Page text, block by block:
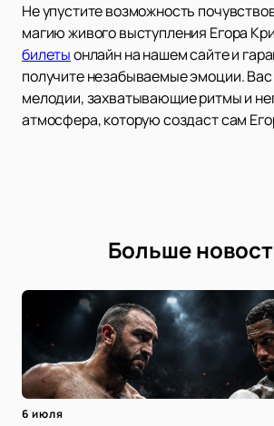
Не упустите возможность
магию живого выступления Егора
билетыонлайн на нашем сайте и
получите незабываемые эмоции.
мелодии, захватывающие ритмы и
атмосфера, которую создаст сам
Больше
6 июля